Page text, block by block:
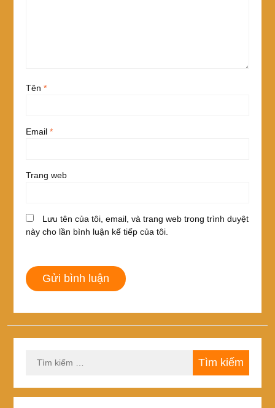
Tên *
Email *
Trang web
Lưu tên của tôi, email, và trang web trong trình duyệt
này cho lần bình luận kế tiếp của tôi.
kiếm